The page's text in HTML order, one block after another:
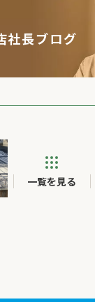
社長ブログ
一覧を見る